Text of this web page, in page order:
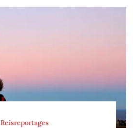
Reisreportages